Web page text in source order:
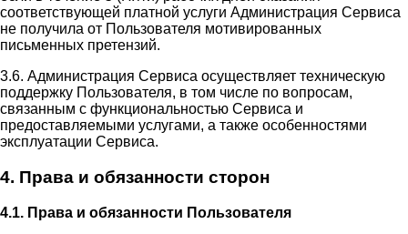
соответствующей платной услуги Администрация Сервиса
не получила от Пользователя мотивированных
письменных претензий.
3.6. Администрация Сервиса осуществляет техническую
поддержку Пользователя, в том числе по вопросам,
связанным с функциональностью Сервиса и
предоставляемыми услугами, а также особенностями
эксплуатации Сервиса.
4. Права и обязанности сторон
4.1. Права и обязанности Пользователя